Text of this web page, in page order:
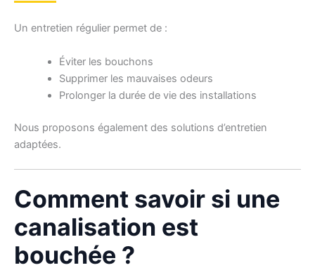
Un entretien régulier permet de :
Éviter les bouchons
Supprimer les mauvaises odeurs
Prolonger la durée de vie des installations
Nous proposons également des solutions d’entretien
adaptées.
Comment savoir si une
canalisation est
bouchée ?